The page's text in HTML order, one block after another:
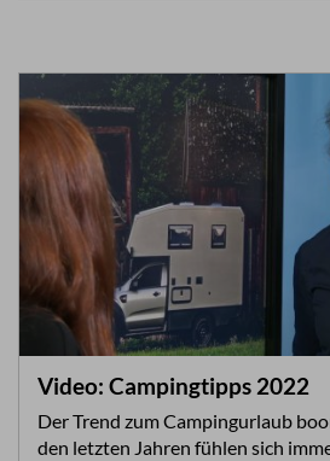
Video: Campingtipps 2022
Der Trend zum Campingurlaub
den letzten Jahren fühlen sich